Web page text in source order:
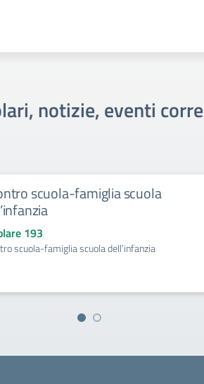
notizie, eventi
scuola-famiglia scuola
193
scuola-famiglia scuola dell’infanzia